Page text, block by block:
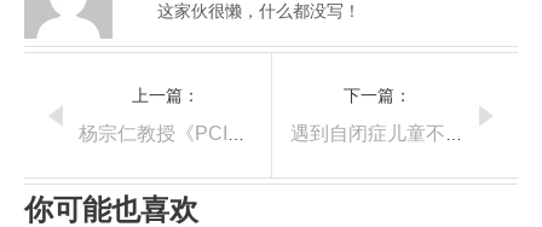
这家伙很懒，什么都没写！
上一篇：
下一篇：
你可能也喜欢